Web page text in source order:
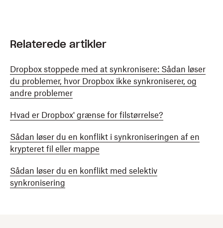
Relaterede artikler
Dropbox stoppede med at synkronisere: Sådan løser
du problemer, hvor Dropbox ikke synkroniserer, og
andre problemer
Hvad er Dropbox' grænse for filstørrelse?
Sådan løser du en konflikt i synkroniseringen af en
krypteret fil eller mappe
Sådan løser du en konflikt med selektiv
synkronisering